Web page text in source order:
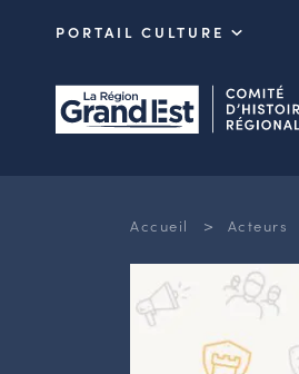
PORTAIL CULTURE
Accueil > Acteurs